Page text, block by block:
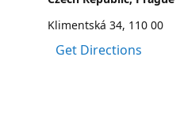
Klimentská 34, 110 00
Get Directions